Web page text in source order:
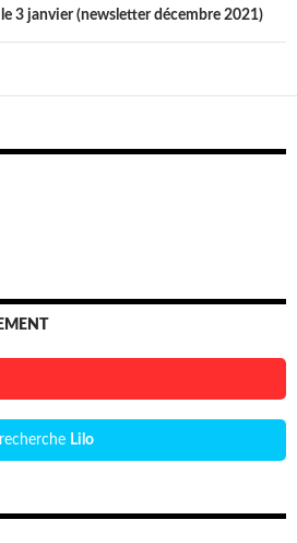
3 janvier (newsletter décembre 2021)
Lilo